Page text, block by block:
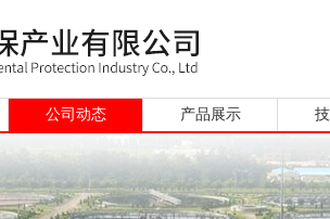
公司动态 产品展示